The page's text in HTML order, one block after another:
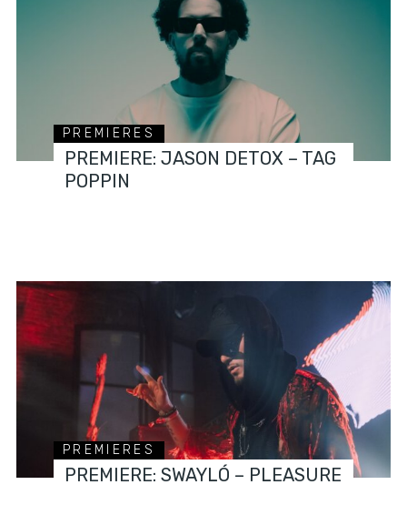
PREMIERES
PREMIERE: JASON DETOX – TAG
POPPIN
PREMIERES
PREMIERE: SWAYLÓ – PLEASURE